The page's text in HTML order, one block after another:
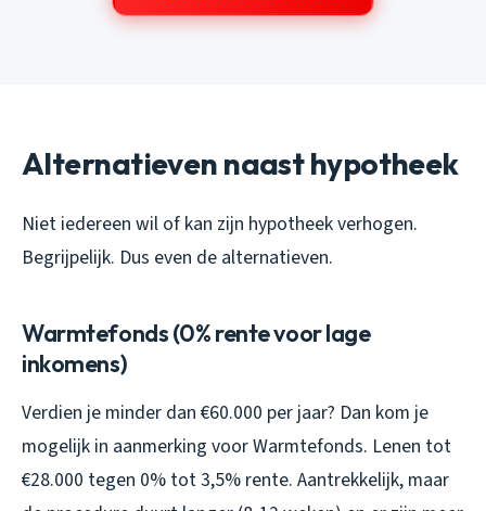
Alternatieven naast hypotheek
Niet iedereen wil of kan zijn hypotheek verhogen.
Begrijpelijk. Dus even de alternatieven.
Warmtefonds (0% rente voor lage
inkomens)
Verdien je minder dan €60.000 per jaar? Dan kom je
mogelijk in aanmerking voor Warmtefonds. Lenen tot
€28.000 tegen 0% tot 3,5% rente. Aantrekkelijk, maar